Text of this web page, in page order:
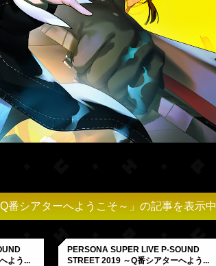
番シアターへようこそ～」の記事を表示中
よう...
PERSONA SUPER LIVE P-SOUND
STREET 2019 ～Q番シアターへよう...